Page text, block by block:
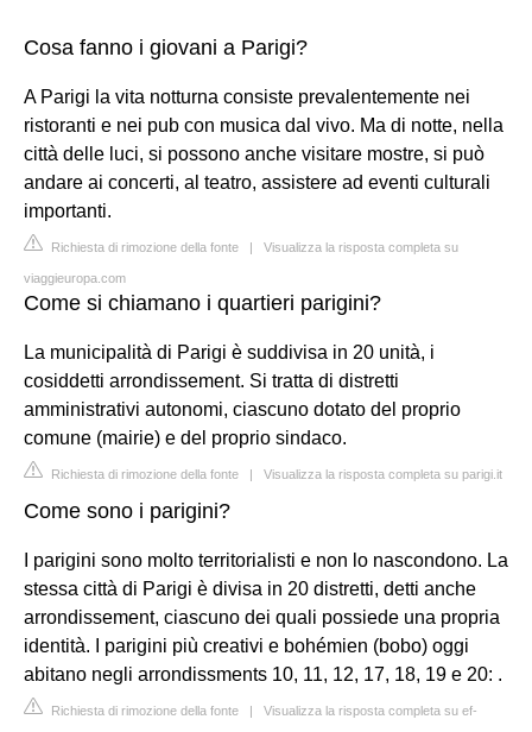
Cosa fanno i giovani a Parigi?
A Parigi la vita notturna consiste prevalentemente nei
ristoranti e nei pub con musica dal vivo. Ma di notte, nella
città delle luci, si possono anche visitare mostre, si può
andare ai concerti, al teatro, assistere ad eventi culturali
importanti.
Richiesta di rimozione della fonte | Visualizza la risposta completa su
viaggieuropa.com
Come si chiamano i quartieri parigini?
La municipalità di Parigi è suddivisa in 20 unità, i
cosiddetti arrondissement. Si tratta di distretti
amministrativi autonomi, ciascuno dotato del proprio
comune (mairie) e del proprio sindaco.
Richiesta di rimozione della fonte | Visualizza la risposta completa su parigi.it
Come sono i parigini?
I parigini sono molto territorialisti e non lo nascondono. La
stessa città di Parigi è divisa in 20 distretti, detti anche
arrondissement, ciascuno dei quali possiede una propria
identità. I parigini più creativi e bohémien (bobo) oggi
abitano negli arrondissments 10, 11, 12, 17, 18, 19 e 20: .
Richiesta di rimozione della fonte | Visualizza la risposta completa su ef-